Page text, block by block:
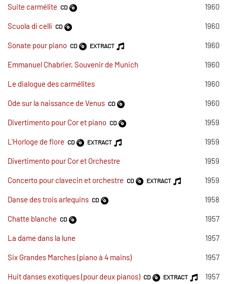
Suite carmélite CD 1960
Scuola di celli CD 1960
Sonate pour piano CD EXTRACT 1960
Emmanuel Chabrier, Souvenir de Munich 1960
Le dialogue des carmélites 1960
Ode sur la naissance de Venus CD 1960
Divertimento pour Cor et piano CD 1959
L'Horloge de flore CD EXTRACT 1959
Divertimento pour Cor et Orchestre 1959
Concerto pour clavecin et orchestre CD EXTRACT 1959
Danse des trois arlequins CD 1958
Chatte blanche CD 1957
La dame dans la lune 1957
Six Grandes Marches (piano à 4 mains) 1957
Huit danses exotiques (pour deux pianos) CD EXTRACT 1957